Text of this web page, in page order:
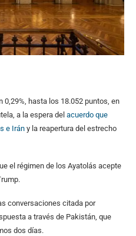
0,29%, hasta los 18.052 puntos, en
a la espera del acuerdo que
e Irán y la reapertura del estrecho
el régimen de los Ayatolás acepte
conversaciones citada por
a través de Pakistán, que
dos días.